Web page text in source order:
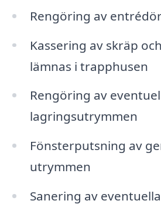
Rengöring av
Kassering av skräp
lämnas i trapphusen
Rengöring av
lagringsutrymmen
Fönsterputsning av
utrymmen
Sanering av